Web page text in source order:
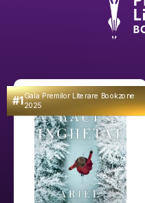
#1Gala Premilor Literare Bookzone
2025